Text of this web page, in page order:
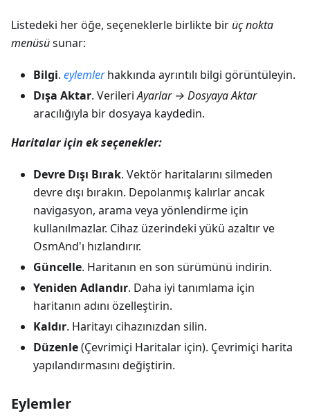
Listedeki her öğe, seçeneklerle birlikte bir üç nokta
menüsüsunar:
Bilgi. eylemlerhakkında ayrıntılı bilgi görüntüleyin.
Dışa Aktar. VerileriAyarlar → Dosyaya Aktar
aracılığıyla bir dosyaya kaydedin.
Haritalar için ek seçenekler:
Devre Dışı Bırak. Vektör haritalarını silmeden
devre dışı bırakın. Depolanmış kalırlar ancak
navigasyon, arama veya yönlendirme için
kullanılmazlar. Cihaz üzerindeki yükü azaltır ve
OsmAnd'ı hızlandırır.
Güncelle. Haritanın en son sürümünü indirin.
Yeniden Adlandır. Daha iyi tanımlama için
haritanın adını özelleştirin.
Kaldır. Haritayı cihazınızdan silin.
Düzenle(Çevrimiçi Haritalar için). Çevrimiçi harita
yapılandırmasını değiştirin.
Eylemler